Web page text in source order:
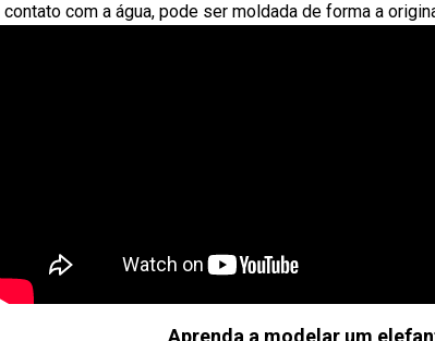
contato com a água, pode ser moldada de forma a
Aprenda a modelar um